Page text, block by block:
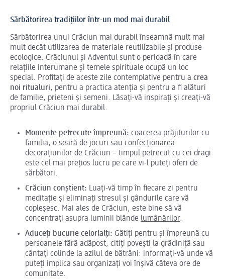
Sărbătorirea tradițiilor într-un mod mai durabil
Sărbătorirea unui Crăciun mai durabil înseamnă mult mai
mult decât utilizarea de materiale reutilizabile și produse
ecologice. Crăciunul și Adventul sunt o perioadă în care
relațiile interumane și temele spirituale ocupă un loc
special. Profitați de aceste zile contemplative pentru a crea
noi ritualuri, pentru a practica atenția și pentru a fi alături
de familie, prieteni și semeni. Lăsați-vă inspirați și creați-vă
propriul Crăciun mai durabil.
Momente petrecute împreună: coacerea prăjiturilor cu
familia, o seară de jocuri sau confecționarea
decorațiunilor de Crăciun – timpul petrecut cu cei dragi
este cel mai prețios lucru pe care vi-l puteți oferi de
sărbători.
Crăciun conștient: Luați-vă timp în fiecare zi pentru
meditație și eliminați stresul și gândurile care vă
copleșesc. Mai ales de Crăciun, este bine să vă
concentrați asupra luminii blânde lumânărilor.
Aduceți bucurie celorlalți: Gătiți pentru și împreună cu
persoanele fără adăpost, citiți povești la grădiniță sau
cântați colinde la azilul de bătrâni: informați-vă unde vă
puteți implica sau organizați voi înșivă câteva ore de
comunitate.